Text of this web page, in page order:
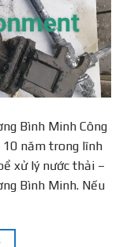
Bình Minh Công
năm trong lĩnh
xử lý nước thải –
Bình Minh. Nếu